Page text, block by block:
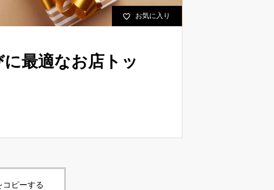
お気に入り
最適なお店トッ
コピーする